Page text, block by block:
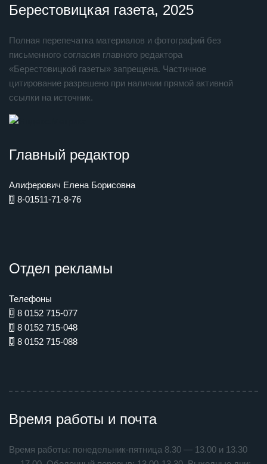
Берестовицкая газета, 2025
Полная перепечатка материалов и фотографий без
письменного согласия главного редактора
«Берестовицкой газеты» запрещена. Частичное
цитирование разрешено при наличии прямой активной
ссылки на источник.
Главный редактор
Алиферович Елена Борисовна
8-01511-71-8-76
Отдел рекламы
Телефоны
8 0152 715-077
8 0152 715-048
8 0152 715-088
Время работы и почта
Время работы: понедельник-пятница 8.30 — 13.00 и 13.30